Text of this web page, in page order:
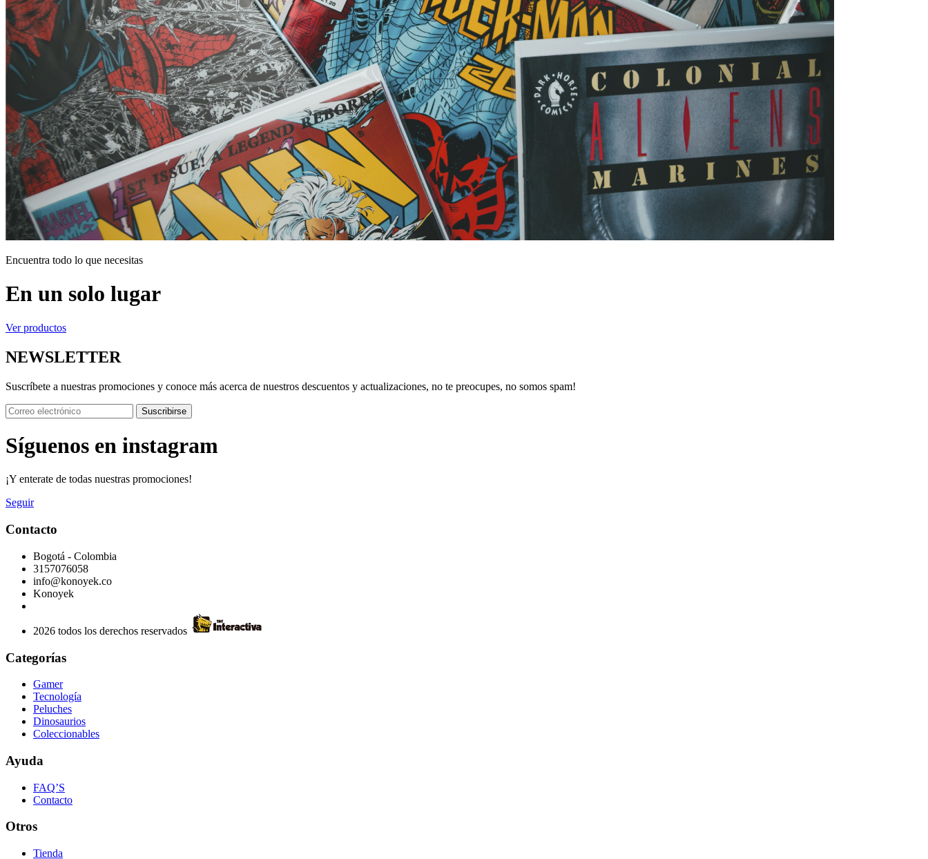
Encuentra todo lo que necesitas
En un solo lugar
Ver productos
NEWSLETTER
Suscríbete a nuestras promociones y conoce más acerca de nuestros descuentos y actualizaciones, no te preocupes, no somos spam!
Suscribirse
Síguenos en instagram
¡Y enterate de todas nuestras promociones!
Seguir
Contacto
Bogotá - Colombia
3157076058
info@konoyek.co
Konoyek
2026 todos los derechos reservados
Categorías
Gamer
Tecnología
Peluches
Dinosaurios
Coleccionables
Ayuda
FAQ’S
Contacto
Otros
Tienda